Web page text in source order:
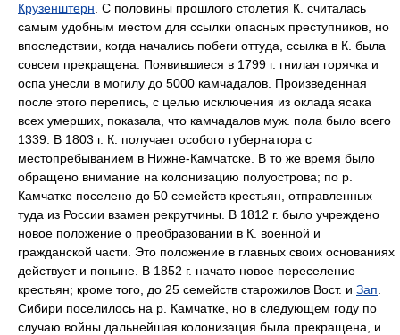
Крузенштерн . С половины прошлого столетия К. считалась
самым удобным местом для ссылки опасных преступников, но
впоследствии, когда начались побеги оттуда, ссылка в К. была
совсем прекращена. Появившиеся в 1799 г. гнилая горячка и
оспа унесли в могилу до 5000 камчадалов. Произведенная
после этого перепись, с целью исключения из оклада ясака
всех умерших, показала, что камчадалов муж. пола было всего
1339. В 1803 г. К. получает особого губернатора с
местопребыванием в Нижне-Камчатске. В то же время было
обращено внимание на колонизацию полуострова; по р.
Камчатке поселено до 50 семейств крестьян, отправленных
туда из России взамен рекрутчины. В 1812 г. было учреждено
новое положение о преобразовании в К. военной и
гражданской части. Это положение в главных своих основаниях
действует и поныне. В 1852 г. начато новое переселение
крестьян; кроме того, до 25 семейств старожилов Вост. и Зап
Сибири поселилось на р. Камчатке, но в следующем году по
случаю войны дальнейшая колонизация была прекращена, и